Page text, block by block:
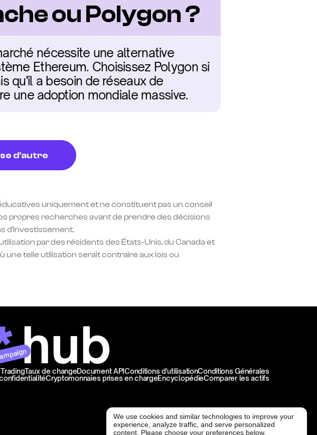
ou Polygon ?
nécessite une alternative
Ethereum. Choisissez Polygon si
qu'il a besoin de réseaux de
une adoption mondiale massive.
d'autre
uniquement et ne constituent pas un conseil
propres recherches avant de prendre des décisions
d'investissement.
par des résidents des États-Unis, du Canada et
une telle utilisation serait contraire aux lois ou
Taux de changeDocument APIConditions d'utilisationConditions Générales
Cryptomonnaies prises en chargeEncyclopédieComparer les actifs
@ Freedx 2026
We use cookies and similar technologies to improve your
experience, analyze traffic, and serve personalized
content. Please choose your preferences below.